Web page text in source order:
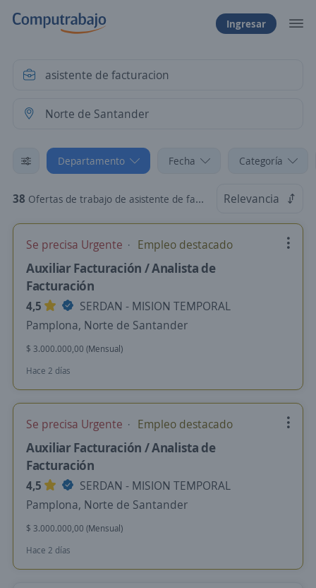
Ingresar
Departamento Fecha Categoría
38 Ofertas de trabajo de asistente de facturacion en Norte de Santander Relevancia
Se precisa Urgente Empleo destacado
Auxiliar Facturación / Analista de
Facturación
4,5
SERDAN - MISION TEMPORAL
Pamplona, Norte de Santander
$ 3.000.000,00 (Mensual)
Hace 2 días
Se precisa Urgente Empleo destacado
Auxiliar Facturación / Analista de
Facturación
4,5
SERDAN - MISION TEMPORAL
Pamplona, Norte de Santander
$ 3.000.000,00 (Mensual)
Hace 2 días